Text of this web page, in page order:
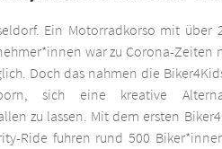
Ein Motorradkorso mit über
war zu Corona-Zeiten
Doch das nahmen die
sich eine kreative
zu lassen. Mit dem ersten
Ride fuhren rund 500